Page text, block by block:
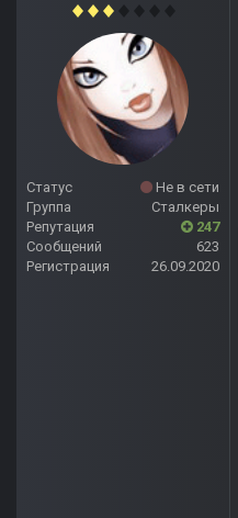
Статус
Не в сети
Группа
Сталкеры
Репутация
247
Сообщений
623
Регистрация
26.09.2020